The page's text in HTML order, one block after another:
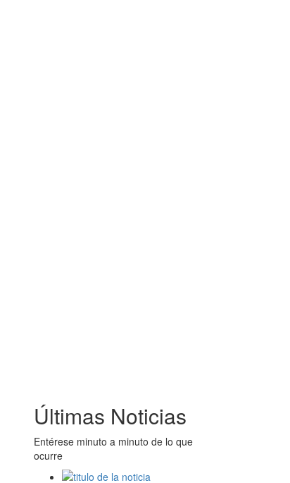
Últimas Noticias
Entérese minuto a minuto de lo que
ocurre